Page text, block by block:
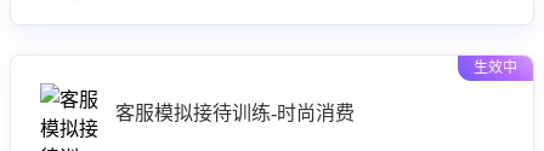
生效中
客服模拟接待训练-时尚消费